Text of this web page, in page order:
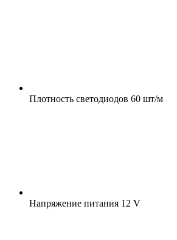
Плотность светодиодов 60 шт/м
Напряжение питания 12 V